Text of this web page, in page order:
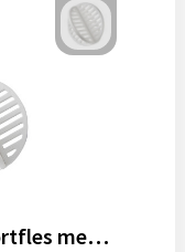
Baseline® Plus 500 ml sportfles met shaker bal